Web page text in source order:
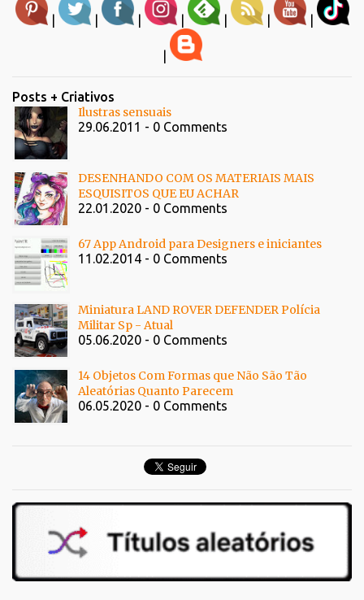
| | | | | | |
Posts + Criativos
Ilustras sensuais
29.06.2011 - 0 Comments
DESENHANDO COM OS MATERIAIS MAIS
ESQUISITOS QUE EU ACHAR
22.01.2020 - 0 Comments
67 App Android para Designers e iniciantes
11.02.2014 - 0 Comments
Miniatura LAND ROVER DEFENDER Polícia
Militar Sp - Atual
05.06.2020 - 0 Comments
14 Objetos Com Formas que Não São Tão
Aleatórias Quanto Parecem
06.05.2020 - 0 Comments